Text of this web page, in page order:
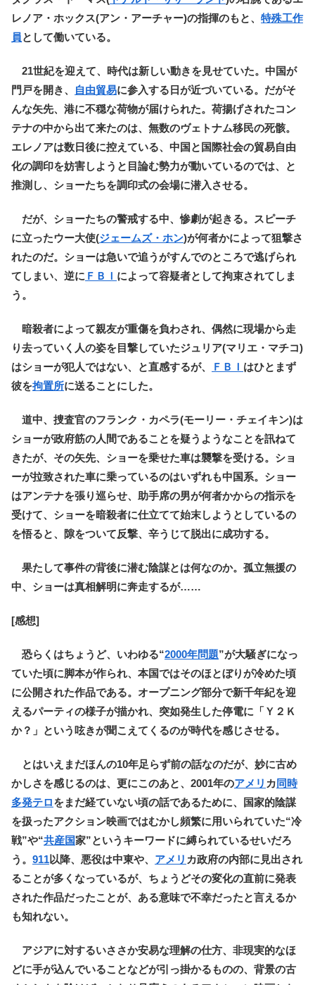
レノア・ホックス(アン・アーチャー)の指揮のもと、 特殊工作
員として働いている。
21世紀を迎えて、時代は新しい動きを見せていた。中国が
門戸を開き、
自由貿易に参入する日が近づいている。だがそ
んな矢先、港に不穏な荷物が届けられた。荷揚げされたコン
テナの中から出て来たのは、無数のヴェトナム移民の死骸。
エレノアは数日後に控えている、中国と国際社会の貿易自由
化の調印を妨害しようと目論む勢力が動いているのでは、と
推測し、ショーたちを調印式の会場に潜入させる。
だが、ショーたちの警戒する中、惨劇が起きる。スピーチ
に立ったウー大使(ジェームズ・ホン)が何者かによって狙撃さ
れたのだ。ショーは急いで追うがすんでのところで逃げられ
てしまい、逆に ＦＢＩ によって容疑者として拘束されてしま
う。
暗殺者によって親友が重傷を負わされ、偶然に現場から走
り去っていく人の姿を目撃していたジュリア(マリエ・マチコ)
はショーが犯人ではない、と直感するが、
ＦＢＩ はひとまず
彼を拘置所に送ることにした。
道中、捜査官のフランク・カペラ(モーリー・チェイキン)は
ショーが政府筋の人間であることを疑うようなことを訊ねて
きたが、その矢先、ショーを乗せた車は襲撃を受ける。ショ
ーが拉致された車に乗っているのはいずれも中国系。ショー
はアンテナを張り巡らせ、助手席の男が何者かからの指示を
受けて、ショーを暗殺者に仕立てて始末しようとしているの
を悟ると、隙をついて反撃、辛うじて脱出に成功する。
果たして事件の背後に潜む陰謀とは何なのか。孤立無援の
中、ショーは真相解明に奔走するが……
[感想]
恐らくはちょうど、いわゆる“2000年問題”が大騒ぎになっ
ていた頃に脚本が作られ、本国ではそのほとぼりが冷めた頃
に公開された作品である。オープニング部分で新千年紀を迎
えるパーティの様子が描かれ、突如発生した停電に「Ｙ２Ｋ
か？」という呟きが聞こえてくるのが時代を感じさせる。
とはいえまだほんの10年足らず前の話なのだが、妙に古め
かしさを感じるのは、更にこのあと、2001年のアメリ カ 同時
多発テロをまだ経ていない頃の話であるために、国家的陰謀
を扱ったアクション映画ではむかし頻繁に用いられていた“冷
戦”や“共産国家”というキーワードに縛られているせいだろ
う。 911以降、悪役は中東や、 アメリ カ政府の内部に見出され
ることが多くなっているが、ちょうどその変化の直前に発表
された作品だったことが、ある意味で不幸だったと言えるか
も知れない。
アジアに対するいささか安易な理解の仕方、非現実的なほ
どに手が込んでいることなどが引っ掛かるものの、背景の古